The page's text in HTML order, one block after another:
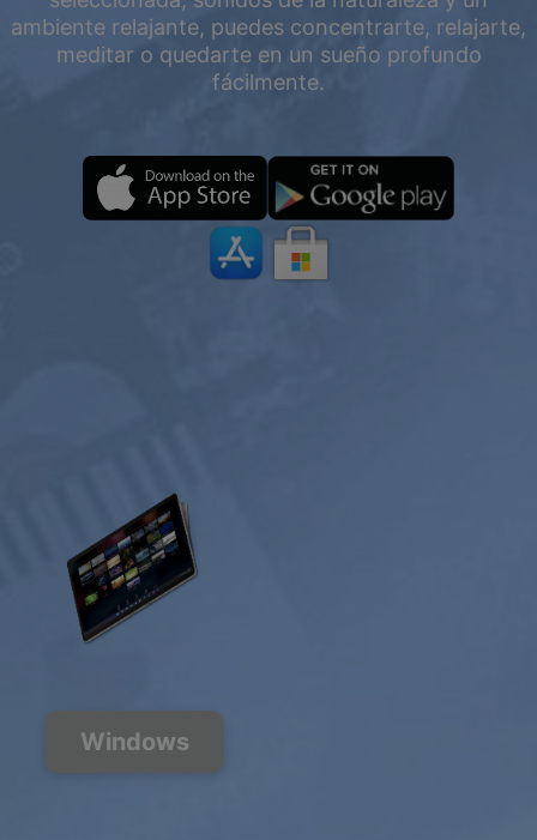
ambiente relajante, puedes concentrarte, relajarte,
meditar o quedarte en un sueño profundo
fácilmente.
Windows